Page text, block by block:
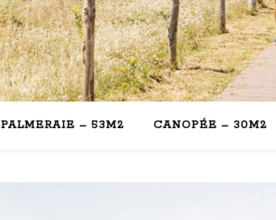
PALMERAIE – 53M2 CANOPÉE – 30M2